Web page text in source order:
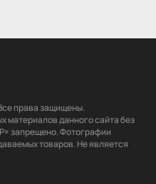
права защищены.
материалов данного сайта без
запрещено. Фотографии
товаров. Не является